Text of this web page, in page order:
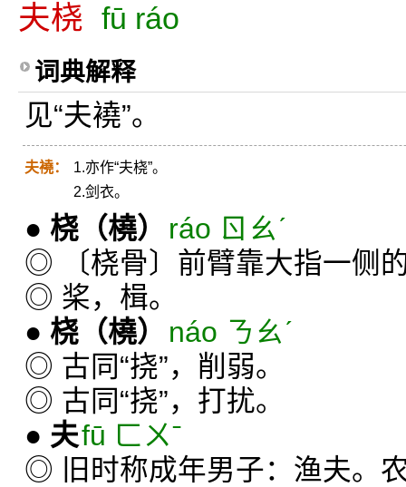
夫桡 fū ráo
词典解释
见“夫襓”。
夫襓：
1.亦作“夫桡”。
2.剑衣。
● 桡 （橈）
ráo ㄖㄠˊ
◎ 〔桡骨〕前臂靠大指一侧
◎ 桨，楫。
● 桡 （橈）
náo ㄋㄠˊ
◎ 古同“挠”，削弱。
◎ 古同“挠”，打扰。
● 夫fū ㄈㄨˉ
◎ 旧时称成年男子：渔夫。